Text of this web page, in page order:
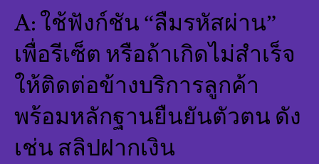
A: ใช้ฟังก์ชัน “ลืมรหัสผ่าน”
เพื่อรีเซ็ต หรือถ้าเกิดไม่สำเร็จ
ให้ติดต่อข้างบริการลูกค้า
พร้อมหลักฐานยืนยันตัวตน ดัง
เช่น สลิปฝากเงิน